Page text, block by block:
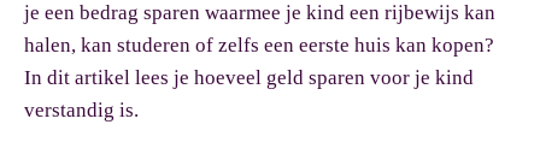
je een bedrag sparen waarmee je kind een rijbewijs kan
halen, kan studeren of zelfs een eerste huis kan kopen?
In dit artikel lees je hoeveel geld sparen voor je kind
verstandig is.